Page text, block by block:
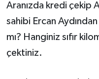
Aranızda kredi çekip
sahibi Ercan
mı? Hanginiz sıfır
çektiniz.